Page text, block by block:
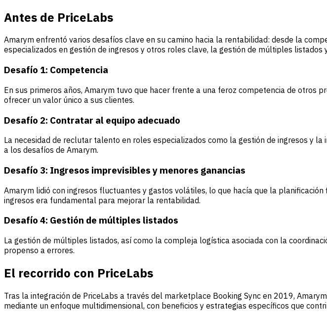
Antes de PriceLabs
Amarym enfrentó varios desafíos clave en su camino hacia la rentabilidad: desde la
especializados en gestión de ingresos y otros roles clave, la gestión de múltiples listados
Desafío 1: Competencia
En sus primeros años, Amarym tuvo que hacer frente a una feroz competencia de otros
ofrecer un valor único a sus clientes.
Desafío 2: Contratar al equipo adecuado
La necesidad de reclutar talento en roles especializados como la gestión de ingresos y
a los desafíos de Amarym.
Desafío 3: Ingresos imprevisibles y menores ganancias
Amarym lidió con ingresos fluctuantes y gastos volátiles, lo que hacía que la
ingresos era fundamental para mejorar la rentabilidad.
Desafío 4: Gestión de múltiples listados
La gestión de múltiples listados, así como la compleja logística asociada con la
propenso a errores.
El recorrido con PriceLabs
Tras la integración de PriceLabs a través del marketplace Booking Sync en 2019,
mediante un enfoque multidimensional, con beneficios y estrategias específicos que